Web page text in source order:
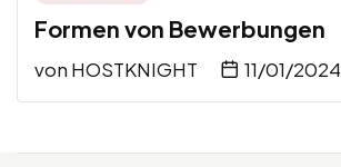
Formen von Bewerbungen
von HOSTKNIGHT 11/01/2024